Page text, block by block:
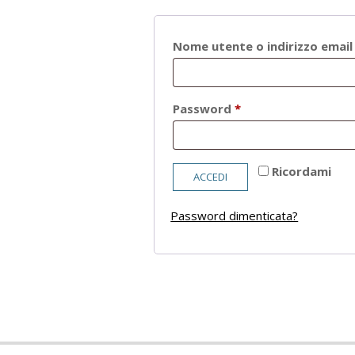
Nome utente o indirizzo
Password*Richiesto
Ricordami
ACCEDI
Password dimenticata?
05-